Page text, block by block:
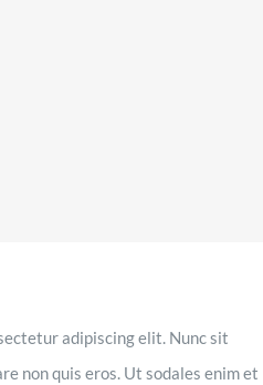
adipiscing elit. Nunc sit
non quis eros. Ut sodales enim et